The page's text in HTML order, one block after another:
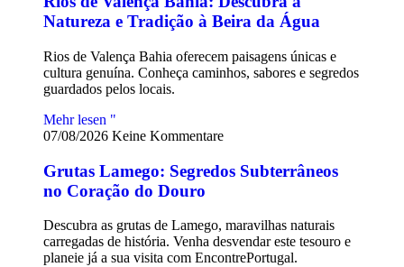
Natureza e Tradição à Beira da Água
Rios de Valença Bahia oferecem paisagens únicas e
cultura genuína. Conheça caminhos, sabores e segredos
guardados pelos locais.
Mehr lesen "
07/08/2026 Keine Kommentare
Grutas Lamego: Segredos Subterrâneos
no Coração do Douro
Descubra as grutas de Lamego, maravilhas naturais
carregadas de história. Venha desvendar este tesouro e
planeie já a sua visita com EncontrePortugal.